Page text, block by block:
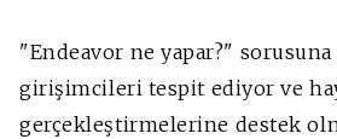
"Endeavor ne yapar?"
girişimcileri tespit ediyor ve
gerçekleştirmelerine destek